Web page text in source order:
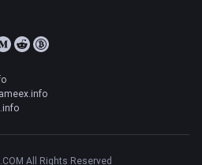
All Rights Reserved